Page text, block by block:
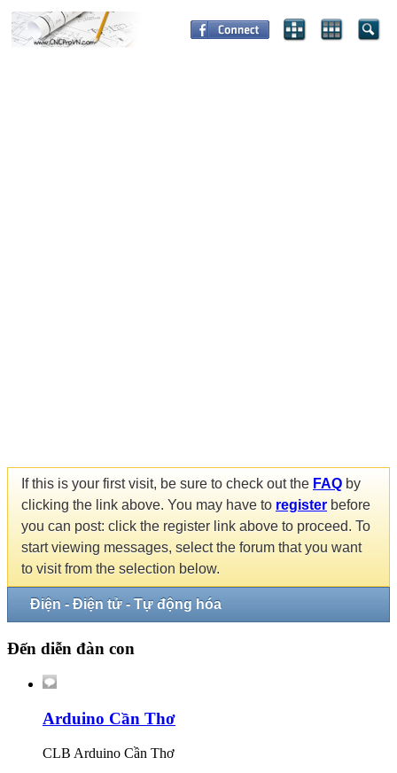
If this is your first visit, be sure to check out the FAQ by
clicking the link above. You may have to register before
you can post: click the register link above to proceed. To
start viewing messages, select the forum that you want
to visit from the selection below.
Điện - Điện tử - Tự động hóa
Đến diễn đàn con
Arduino Cần Thơ
CLB Arduino Cần Thơ